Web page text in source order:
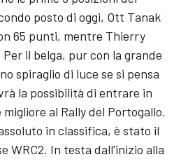
posto di oggi, Ott Tanak
65 punti, mentre Thierry
il belga, pur con la grande
spiraglio di luce se si pensa
la possibilità di entrare in
al Rally del Portogallo.
in classifica, è stato il
WRC2. In testa dall'inizio alla